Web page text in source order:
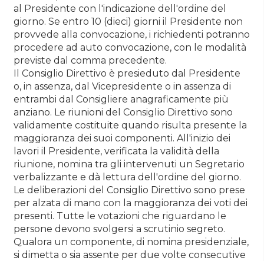
al Presidente con l'indicazione dell'ordine del
giorno. Se entro 10 (dieci) giorni il Presidente non
provvede alla convocazione, i richiedenti potranno
procedere ad auto convocazione, con le modalità
previste dal comma precedente.
Il Consiglio Direttivo è presieduto dal Presidente
o, in assenza, dal Vicepresidente o in assenza di
entrambi dal Consigliere anagraficamente più
anziano. Le riunioni del Consiglio Direttivo sono
validamente costituite quando risulta presente la
maggioranza dei suoi componenti. All'inizio dei
lavori il Presidente, verificata la validità della
riunione, nomina tra gli intervenuti un Segretario
verbalizzante e dà lettura dell'ordine del giorno.
Le deliberazioni del Consiglio Direttivo sono prese
per alzata di mano con la maggioranza dei voti dei
presenti. Tutte le votazioni che riguardano le
persone devono svolgersi a scrutinio segreto.
Qualora un componente, di nomina presidenziale,
si dimetta o sia assente per due volte consecutive